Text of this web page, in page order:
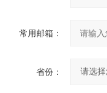
常用邮箱：
省份：